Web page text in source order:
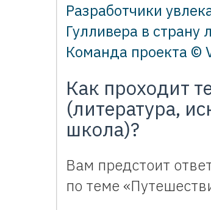
Разработчики
Гулливера в страну
Команда проекта ©
Как проходит
(литература,
школа)?
Вам предстоит
по теме